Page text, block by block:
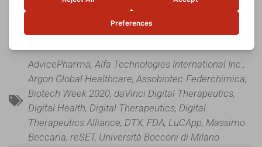
Therapeutics
è, dunque, il primo passo di questo
importante (e lungo) percorso.
AdvicePharma, Alfa Technologies International Inc. ,
Argon Global Healthcare, Assobiotec-Federchimica,
Biotech Week 2020, daVinci Digital Therapeutics,
Digital Health, Digital Therapeutics, Digital
Therapeutics Alliance, DTX, FDA, LuCApp, Massimo
Beccaria, reSET, Università Bocconi di Milano